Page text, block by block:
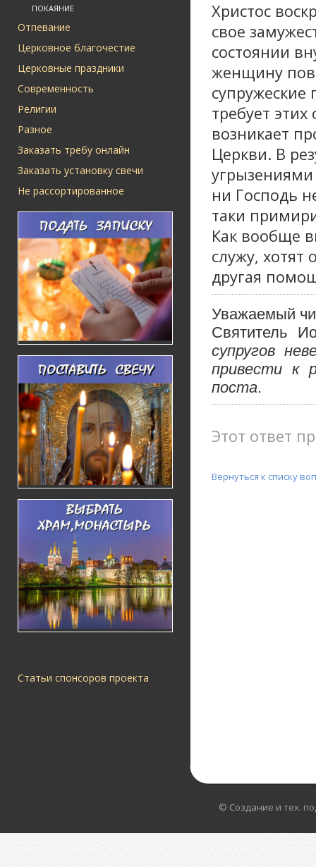
ПОКАЯНИЕ
Отпевание
Церковное благочестие
Церковные праздники
Современность
Религии
Разное
Заказать требу онлайн
Заказать установку свечи
Не рассортированное
Статьи спонсоров проекта
Христос
свое
состоянии
женщину
требует
возникает
Церкви. В
угрызениями
ни Господь
таки
Как вообще
служу,
другая
Уважаемый
Святитель
супругов
привести к
поста.
Этот ответ
Вернуться к списку
© Создание и тех.